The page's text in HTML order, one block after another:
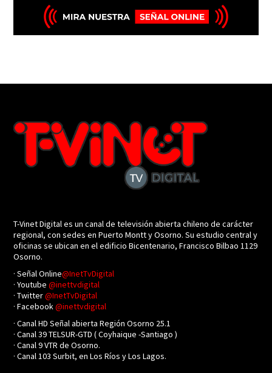
T-Vinet Digital es un canal de televisión abierta chileno de carácter
regional, con sedes en Puerto Montt y Osorno. Su estudio central y
oficinas se ubican en el edificio Bicentenario, Francisco Bilbao 1129
Osorno.
· Señal Online@InetTvDigital
· Youtube@inettvdigital
· Twitter@InetTvDigital
· Facebook@inettvdigital
· Canal HD Señal abierta Región Osorno 25.1
· Canal 39 TELSUR-GTD ( Coyhaique -Santiago )
· Canal 9 VTR de Osorno.
· Canal 103 Surbit, en Los Ríos y Los Lagos.